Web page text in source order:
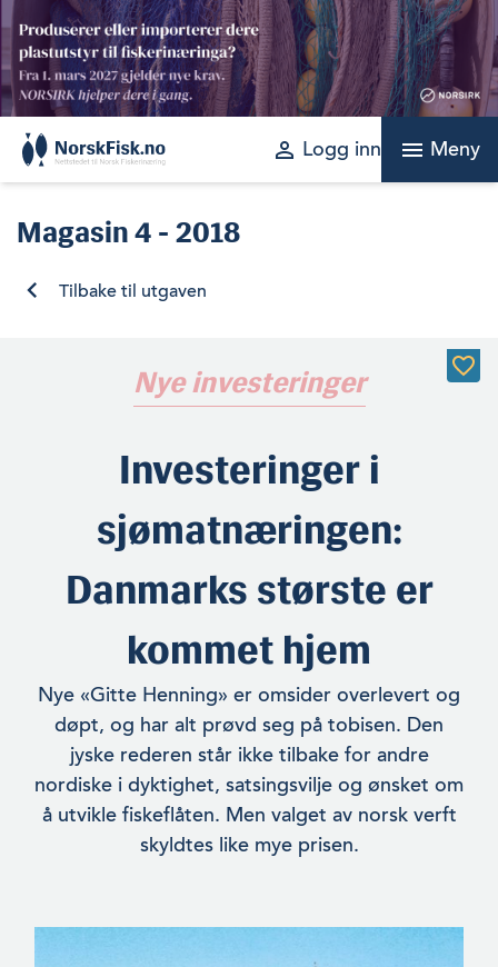
Skip
content
perm_identity Logg inn menu Meny
Magasin4 - 2018
Tilbake til utgaven
Nye investeringer
Investeringer i
sjømatnæringen:
Danmarks største er
kommet hjem
Nye «Gitte Henning» er omsider overlevert og
døpt, og har alt prøvd seg på tobisen. Den
jyske rederen står ikke tilbake for andre
nordiske i dyktighet, satsingsvilje og ønsket om
å utvikle fiskeflåten. Men valget av norsk verft
skyldtes like mye prisen.